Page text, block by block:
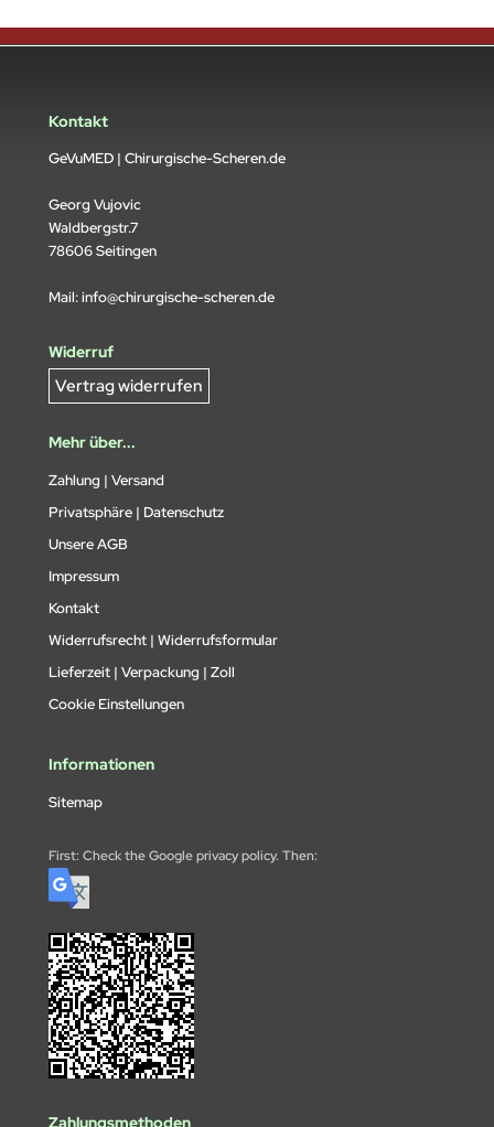
Kontakt
GeVuMED | Chirurgische-Scheren.de
Georg Vujovic
Waldbergstr.7
78606 Seitingen
Mail:info@chirurgische-scheren.de
Widerruf
Vertrag widerrufen
Mehr über...
Zahlung | Versand
Privatsphäre | Datenschutz
Unsere AGB
Impressum
Kontakt
Widerrufsrecht | Widerrufsformular
Lieferzeit | Verpackung | Zoll
Cookie Einstellungen
Informationen
Sitemap
First: Check the Google privacy policy. Then:
Zahlungsmethoden